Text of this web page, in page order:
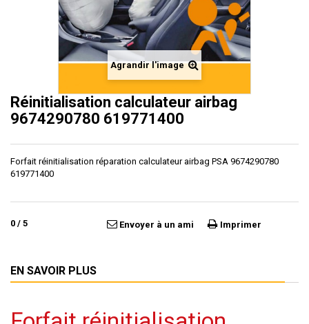
Agrandir l'image
Réinitialisation calculateur airbag
9674290780 619771400
Forfait réinitialisation réparation calculateur airbag PSA 9674290780
619771400
0 / 5 Envoyer à un ami Imprimer
EN SAVOIR PLUS